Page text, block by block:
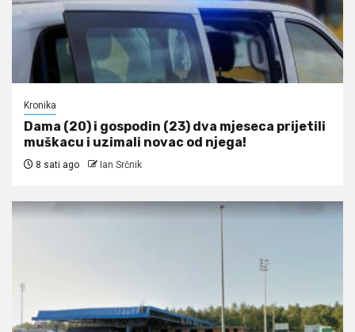
Kronika
Dama (20) i gospodin (23) dva mjeseca prijetili
muškacu i uzimali novac od njega!
8 sati ago Ian Srčnik